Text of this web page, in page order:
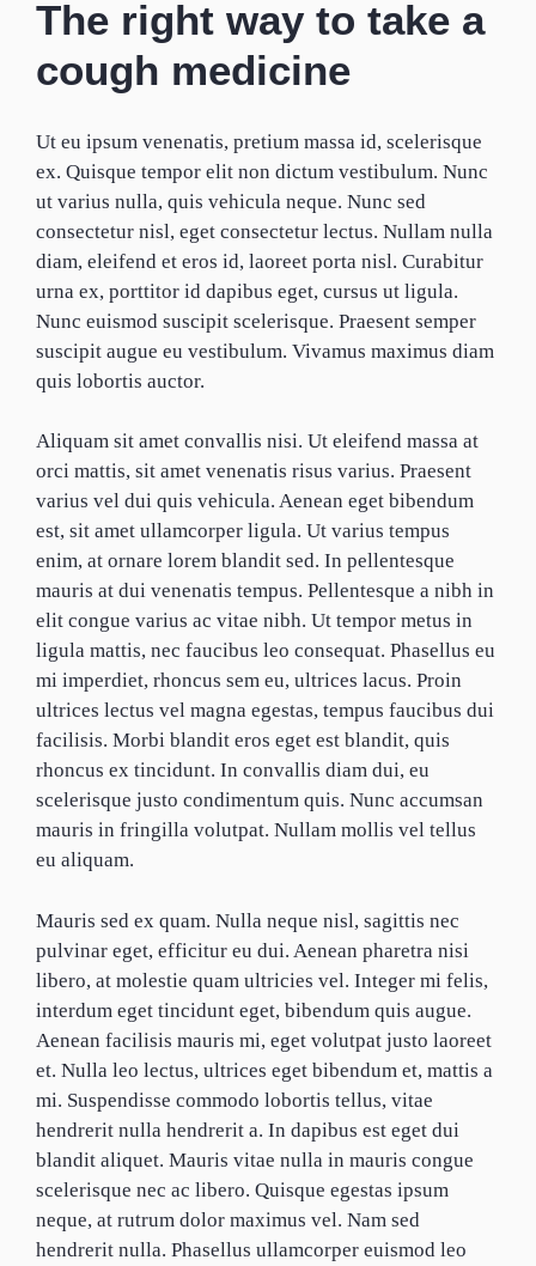
The right way to take a
cough medicine
Ut eu ipsum venenatis, pretium massa id, scelerisque
ex. Quisque tempor elit non dictum vestibulum. Nunc
ut varius nulla, quis vehicula neque. Nunc sed
consectetur nisl, eget consectetur lectus. Nullam nulla
diam, eleifend et eros id, laoreet porta nisl. Curabitur
urna ex, porttitor id dapibus eget, cursus ut ligula.
Nunc euismod suscipit scelerisque. Praesent semper
suscipit augue eu vestibulum. Vivamus maximus diam
quis lobortis auctor.
Aliquam sit amet convallis nisi. Ut eleifend massa at
orci mattis, sit amet venenatis risus varius. Praesent
varius vel dui quis vehicula. Aenean eget bibendum
est, sit amet ullamcorper ligula. Ut varius tempus
enim, at ornare lorem blandit sed. In pellentesque
mauris at dui venenatis tempus. Pellentesque a nibh in
elit congue varius ac vitae nibh. Ut tempor metus in
ligula mattis, nec faucibus leo consequat. Phasellus eu
mi imperdiet, rhoncus sem eu, ultrices lacus. Proin
ultrices lectus vel magna egestas, tempus faucibus dui
facilisis. Morbi blandit eros eget est blandit, quis
rhoncus ex tincidunt. In convallis diam dui, eu
scelerisque justo condimentum quis. Nunc accumsan
mauris in fringilla volutpat. Nullam mollis vel tellus
eu aliquam.
Mauris sed ex quam. Nulla neque nisl, sagittis nec
pulvinar eget, efficitur eu dui. Aenean pharetra nisi
libero, at molestie quam ultricies vel. Integer mi felis,
interdum eget tincidunt eget, bibendum quis augue.
Aenean facilisis mauris mi, eget volutpat justo laoreet
et. Nulla leo lectus, ultrices eget bibendum et, mattis a
mi. Suspendisse commodo lobortis tellus, vitae
hendrerit nulla hendrerit a. In dapibus est eget dui
blandit aliquet. Mauris vitae nulla in mauris congue
scelerisque nec ac libero. Quisque egestas ipsum
neque, at rutrum dolor maximus vel. Nam sed
hendrerit nulla. Phasellus ullamcorper euismod leo